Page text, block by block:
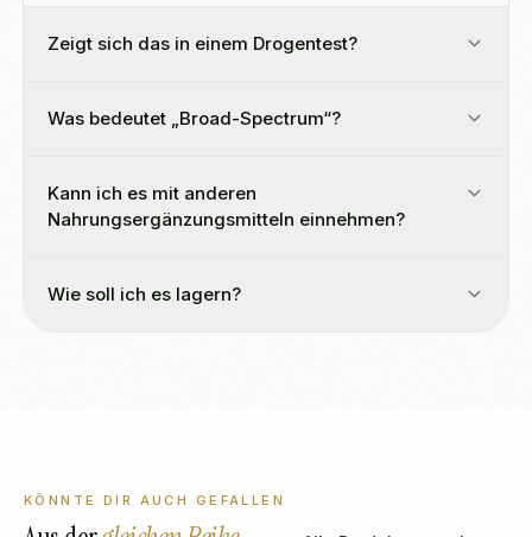
Zeigt sich das in einem Drogentest?
Was bedeutet „Broad-Spectrum“?
Kann ich es mit anderen
Nahrungsergänzungsmitteln einnehmen?
Wie soll ich es lagern?
KÖNNTE DIR AUCH GEFALLEN